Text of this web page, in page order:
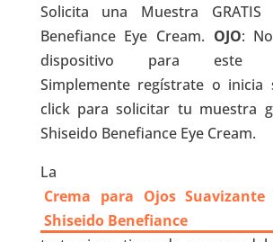
Solicita una Muestra GRATIS
Benefiance Eye Cream. OJO:
dispositivo para este
Simplemente regístrate o inicia
click para solicitar tu muestra
Shiseido Benefiance Eye Cream.
La
Crema para Ojos
Shiseido Benefiance